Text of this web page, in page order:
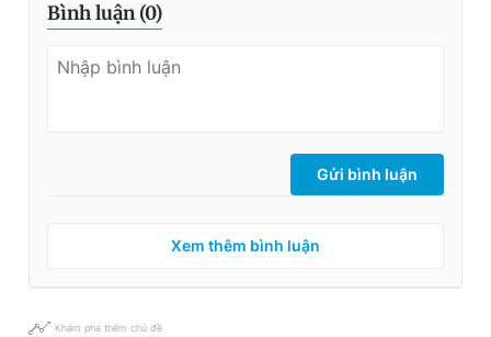
Bình luận (0)
Gửi bình luận
Xem thêm bình luận
Khám phá thêm chủ đề